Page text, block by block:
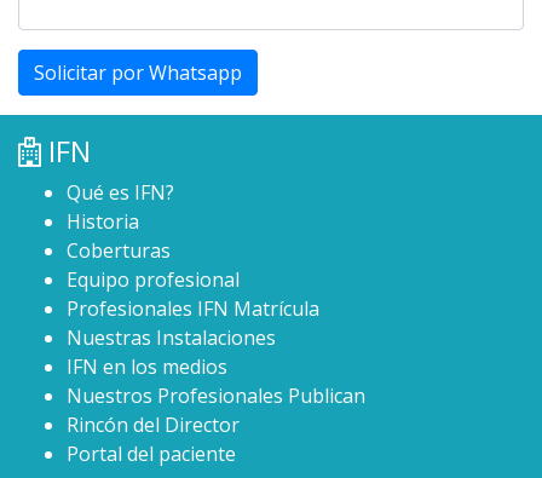
Solicitar por Whatsapp
IFN
Qué es IFN?
Historia
Coberturas
Equipo profesional
Profesionales IFN Matrícula
Nuestras Instalaciones
IFN en los medios
Nuestros Profesionales Publican
Rincón del Director
Portal del paciente